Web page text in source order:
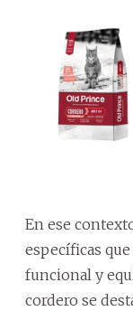
En ese
específicas
funcional y
cordero se